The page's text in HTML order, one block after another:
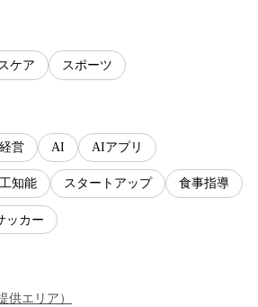
ケア スポーツ
営 AI AIアプリ
知能 スタートアップ 食事指導
ッカー
供エリア ）